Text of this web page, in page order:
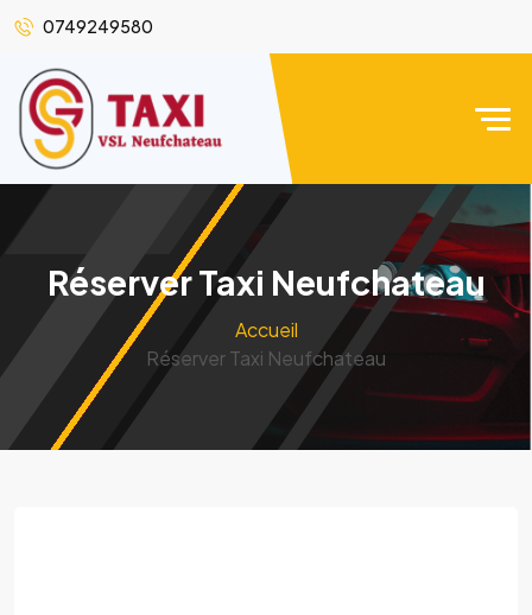
0749249580
Réserver Taxi Neufchateau
Accueil
Réserver Taxi Neufchateau